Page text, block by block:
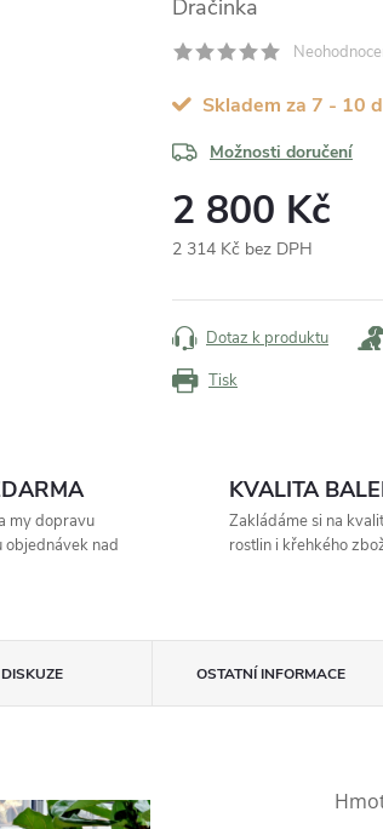
Dračinka
Skladem za 7 - 10
Možnosti doručení
2 800 Kč
2 314 Kč bez DPH
cena:
Tisk
Dotaz k produktu
my dopravu
objednávek nad
KVALITA
Zakládáme si na
rostlin i křehkého
DISKUZE OSTATNÍ INFORMACE